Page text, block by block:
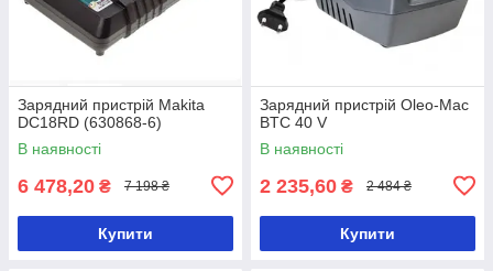
Зарядний пристрій Makita
DC18RD (630868-6)
В наявності
6 478,20 ₴ 7 198 ₴
Купити
Зарядний пристрій Oleo-Mac
BTC 40 V
В наявності
2 235,60 ₴ 2 484 ₴
Купити